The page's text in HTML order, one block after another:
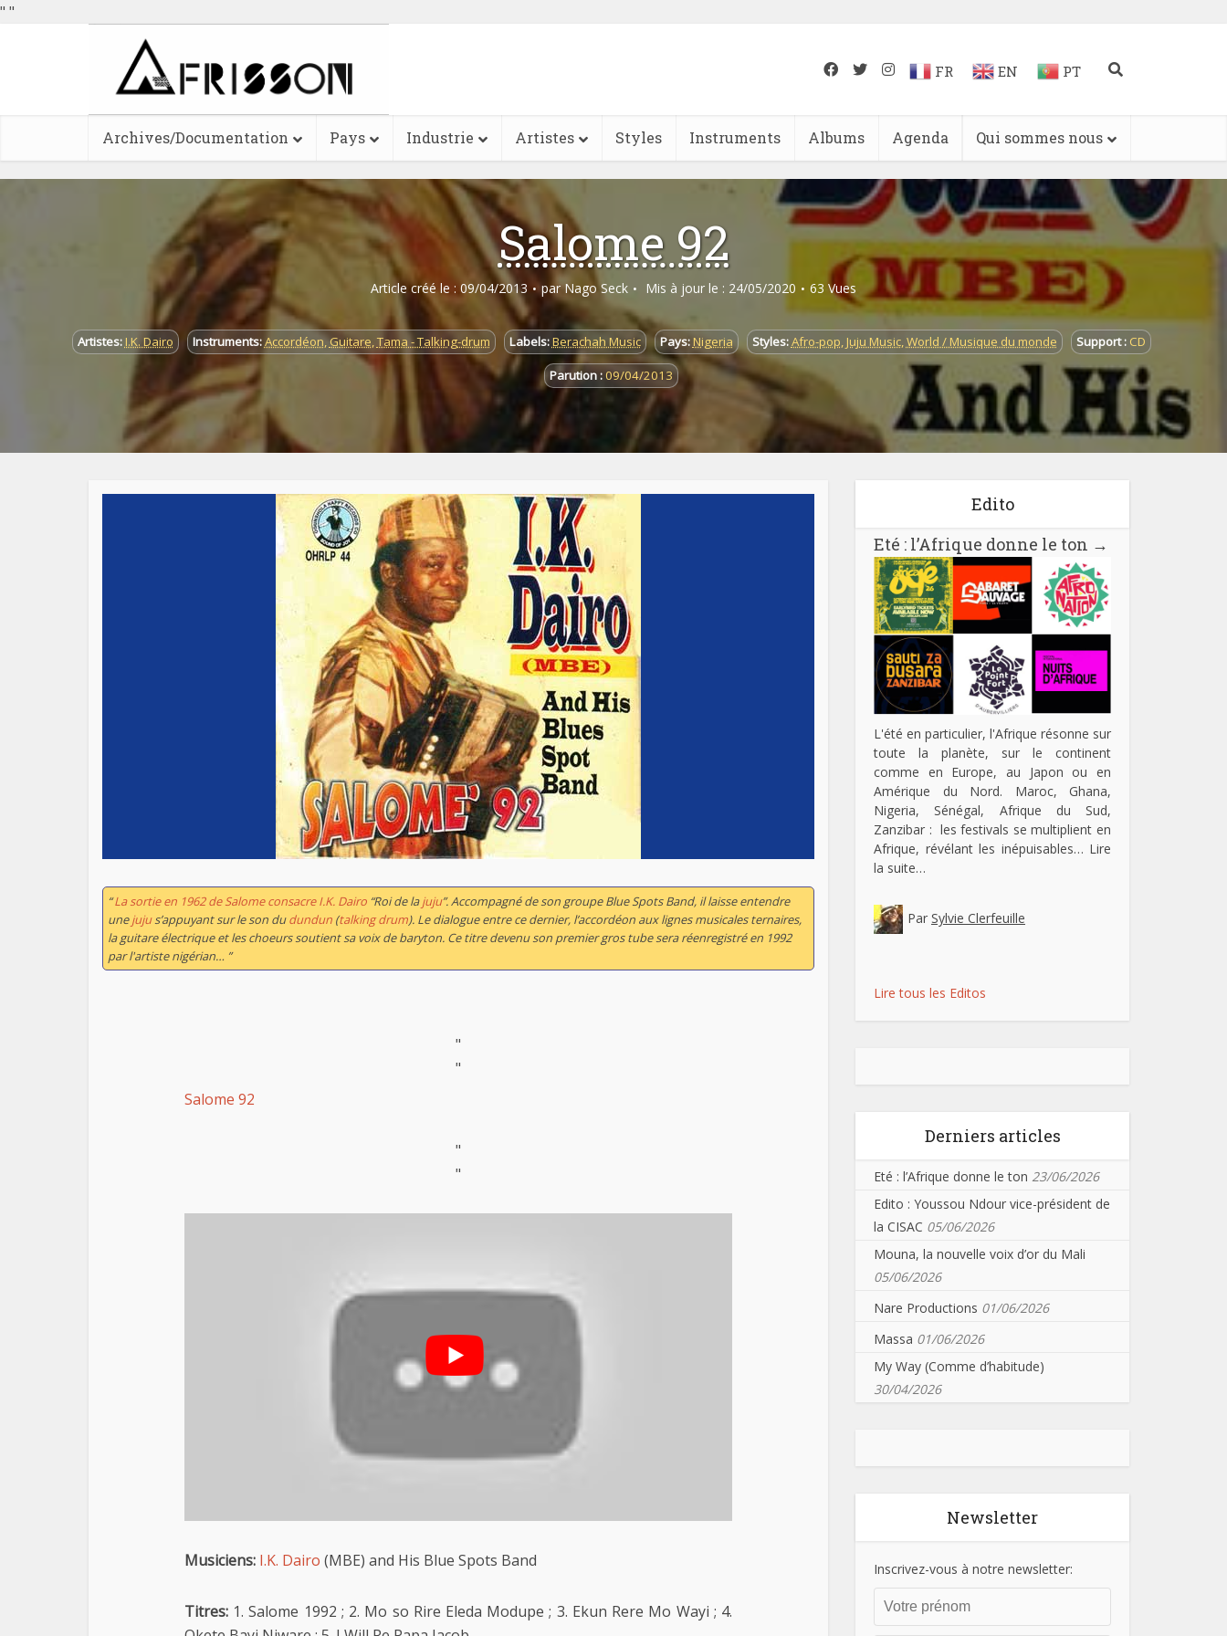
" "
FR EN PT
Archives/Documentation Pays Industrie Artistes Styles Instruments Albums Agenda Qui sommes nous
Salome 92
Article créé le : 09/04/2013 par Nago Seck Mis à jour le : 24/05/2020 63 Vues
Artistes: I.K. Dairo Instruments:Accordéon,Guitare,Tama - Talking-drum Labels:Berachah Music Pays: Nigeria Styles:Afro-pop, Juju Music,World / Musique du monde Support : CD
Parution :09/04/2013
“La sortie en 1962 deSalomeconsacre I.K. Dairo “Roi de lajuju”. Accompagné de son groupe Blue Spots Band, il laisse entendre
unejujus’appuyant sur le son dudundun (talking drum). Le dialogue entre ce dernier, l’accordéon aux lignes musicales ternaires,
la guitare électrique et les choeurs soutient sa voix de baryton. Ce titre devenu son premier gros tube sera réenregistré en 1992
par l'artiste nigérian… ”
"
"
Salome 92
"
"
Musiciens: I.K. Dairo (MBE) and His Blue Spots Band
Titres: 1. Salome 1992 ; 2. Mo so Rire Eleda Modupe ; 3. Ekun Rere Mo Wayi ; 4.
Edito
Eté : l’Afrique donne le ton →
L'été en particulier, l'Afrique résonne sur
toute la planète, sur le continent
comme en Europe, au Japon ou en
Amérique du Nord. Maroc, Ghana,
Nigeria, Sénégal, Afrique du Sud,
Zanzibar : les festivals se multiplient en
Afrique, révélant les inépuisables… Lire
la suite…
Par Sylvie Clerfeuille
Lire tous les Editos
Derniers articles
Eté : l’Afrique donne le ton 23/06/2026
Edito : Youssou Ndour vice-président de
la CISAC 05/06/2026
Mouna, la nouvelle voix d’or du Mali
05/06/2026
Nare Productions 01/06/2026
Massa 01/06/2026
My Way (Comme d’habitude)
30/04/2026
Newsletter
Inscrivez-vous à notre newsletter: